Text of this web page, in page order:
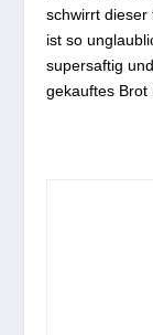
schwirrt dieser
ist so
supersaftig
gekauftes Brot